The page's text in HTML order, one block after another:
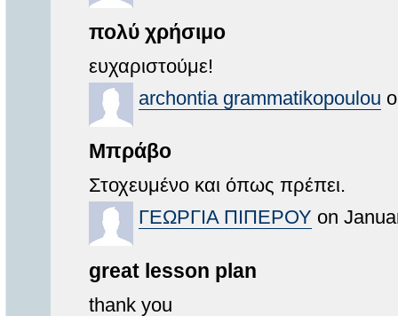
πολύ χρήσιμο
ευχαριστούμε!
archontia grammatikopoulou
Μπράβο
Στοχευμένο και όπως πρέπει.
ΓΕΩΡΓΙΑ ΠΙΠΕΡΟΥ on
great lesson plan
thank you